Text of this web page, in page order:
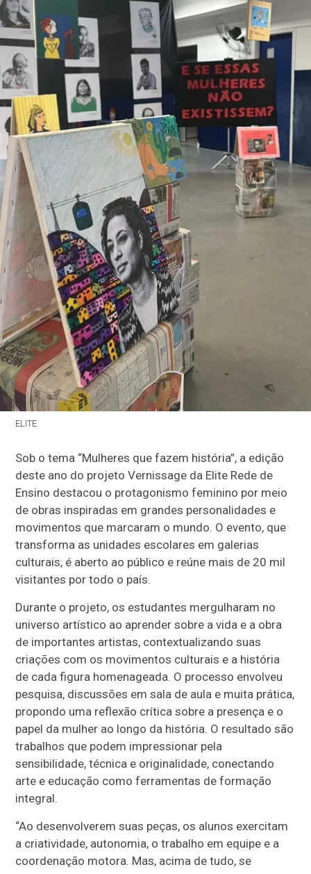
ELITE
Sob o tema “Mulheres que fazem história”, a edição
deste ano do projeto Vernissage da Elite Rede de
Ensino destacou o protagonismo feminino por meio
de obras inspiradas em grandes personalidades e
movimentos que marcaram o mundo. O evento, que
transforma as unidades escolares em galerias
culturais, é aberto ao público e reúne mais de 20 mil
visitantes por todo o país.
Durante o projeto, os estudantes mergulharam no
universo artístico ao aprender sobre a vida e a obra
de importantes artistas, contextualizando suas
criações com os movimentos culturais e a história
de cada figura homenageada. O processo envolveu
pesquisa, discussões em sala de aula e muita prática,
propondo uma reflexão crítica sobre a presença e o
papel da mulher ao longo da história. O resultado são
trabalhos que podem impressionar pela
sensibilidade, técnica e originalidade, conectando
arte e educação como ferramentas de formação
integral.
“Ao desenvolverem suas peças, os alunos exercitam
a criatividade, autonomia, o trabalho em equipe e a
coordenação motora. Mas, acima de tudo, se